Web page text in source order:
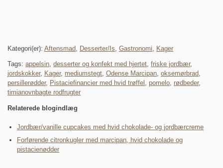
Kategori(er): Aftensmad Desserter/Is Gastronomi Kager
Tags: appelsin, desserter og konfekt med hjertet, friske jordbær,
jordskokker, Kager, mediumstegt, Odense Marcipan, oksemørbrad,
persillerødder, Pistaciefinancier med hvid trøffel , pomelo, rødbeder,
timianovnbagte rodfrugter
Relaterede blogindlæg
Jordbær/vanille cupcakes med hvid chokolade- og jordbærcreme
Forførende citronkugler med marcipan, hvid chokolade og
pistacienødder